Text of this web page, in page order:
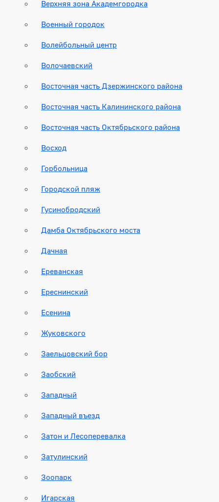
Верхняя зона Академгородка
Военный городок
Волейбольный центр
Волочаевский
Восточная часть Дзержинского района
Восточная часть Калининского района
Восточная часть Октябрьского района
Восход
Горбольница
Городской пляж
Гусинобродский
Дамба Октябрьского моста
Дачная
Ереванская
Ереснинский
Есенина
Жуковского
Заельцовский бор
Заобский
Западный
Западный въезд
Затон и Лесоперевалка
Затулинский
Зоопарк
Игарская